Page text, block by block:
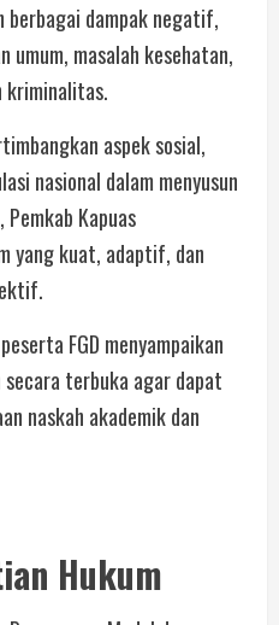
dampak negatif,
masalah kesehatan,
kriminalitas.
aspek sosial,
nasional dalam menyusun
Kapuas
yang kuat, adaptif, dan
FGD menyampaikan
terbuka agar dapat
naskah akademik dan
Hukum